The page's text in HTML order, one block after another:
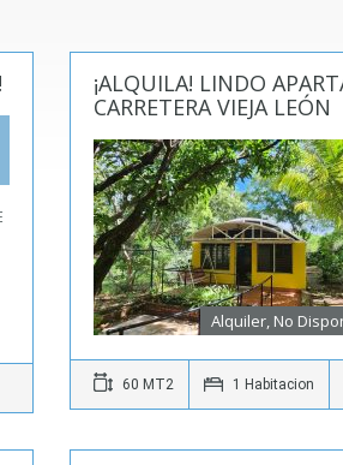
¡ALQUILA! LINDO
CARRETERA VIEJA LEÓN
Alquiler, No
60 MT2 1 Habitacion